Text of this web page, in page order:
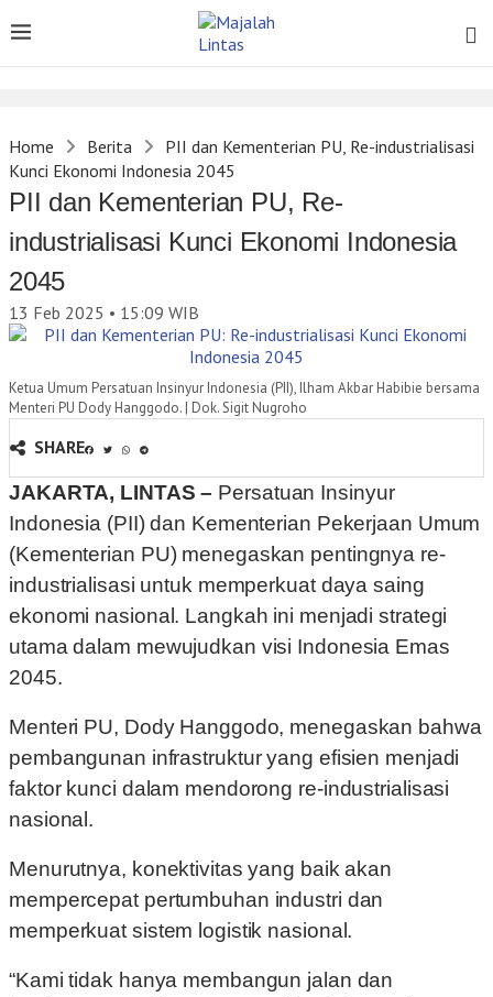
Home Berita
PII dan Kementerian PU, Re-industrialisasi
Kunci Ekonomi Indonesia 2045
PII dan Kementerian PU, Re-
industrialisasi Kunci Ekonomi Indonesia
2045
13 Feb 2025 • 15:09 WIB
Ketua Umum Persatuan Insinyur Indonesia (PII), Ilham Akbar Habibie bersama
Menteri PU Dody Hanggodo. | Dok. Sigit Nugroho
SHARE
JAKARTA, LINTAS – Persatuan Insinyur
Indonesia (PII) dan Kementerian Pekerjaan Umum
(Kementerian PU) menegaskan pentingnya re-
industrialisasi untuk memperkuat daya saing
ekonomi nasional. Langkah ini menjadi strategi
utama dalam mewujudkan visi Indonesia Emas
2045.
Menteri PU, Dody Hanggodo, menegaskan bahwa
pembangunan infrastruktur yang efisien menjadi
faktor kunci dalam mendorong re-industrialisasi
nasional.
Menurutnya, konektivitas yang baik akan
mempercepat pertumbuhan industri dan
memperkuat sistem logistik nasional.
“Kami tidak hanya membangun jalan dan